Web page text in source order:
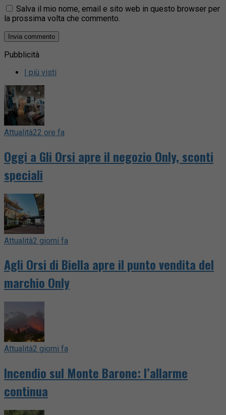
Salva il mio nome, email e sito web in questo browser per
la prossima volta che commento.
Pubblicità
I più visti
Attualità22 ore fa
Oggi a Gli Orsi apre il negozio Only, sconti
speciali
Attualità2 giorni fa
Agli Orsi di Biella apre il punto vendita del
marchio Only
Attualità2 giorni fa
Incendio sul Monte Barone: l’allarme
continua